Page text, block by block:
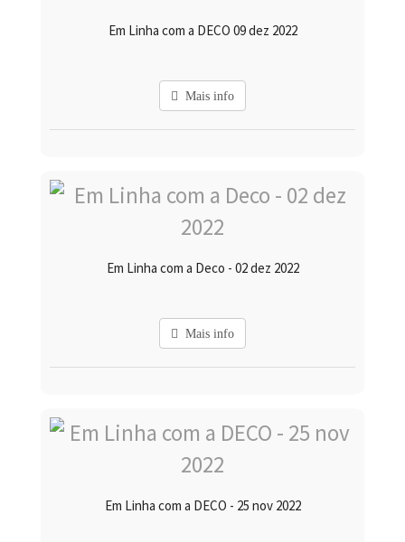
Em Linha com a DECO 09 dez 2022
Mais info
Em Linha com a Deco - 02 dez 2022
Mais info
Em Linha com a DECO - 25 nov 2022